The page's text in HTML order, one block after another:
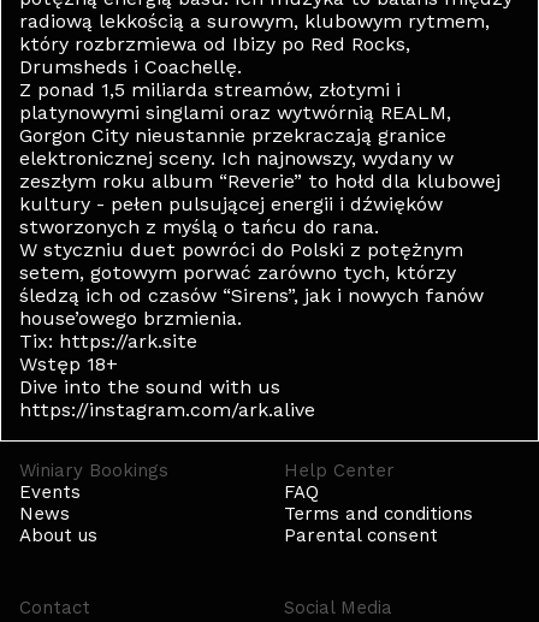
radiową lekkością a surowym, klubowym rytmem,
który rozbrzmiewa od Ibizy po Red Rocks,
Drumsheds i Coachellę.
Z ponad 1,5 miliarda streamów, złotymi i
platynowymi singlami oraz wytwórnią REALM,
Gorgon City nieustannie przekraczają granice
elektronicznej sceny. Ich najnowszy, wydany w
zeszłym roku album “Reverie” to hołd dla klubowej
kultury - pełen pulsującej energii i dźwięków
stworzonych z myślą o tańcu do rana.
W styczniu duet powróci do Polski z potężnym
setem, gotowym porwać zarówno tych, którzy
śledzą ich od czasów “Sirens”, jak i nowych fanów
house’owego brzmienia.
Tix: https://ark.site
Wstęp 18+
Dive into the sound with us
https://instagram.com/ark.alive
Winiary Bookings
Events
News
About us
Help Center
FAQ
Terms and conditions
Parental consent
Contact
Social Media